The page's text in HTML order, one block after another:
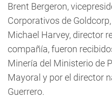
Brent Bergeron,
Corporativos de
Michael Harvey, director
compañía, fueron
Minería del Ministerio de
Mayoral y por el director
Guerrero.